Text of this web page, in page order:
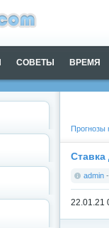
СОВЕТЫ ВРЕМЯ
Прогнозы
Ставка
admin -
22.01.21